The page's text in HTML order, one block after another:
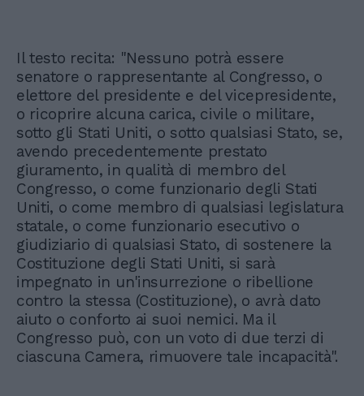
Il testo recita: "Nessuno potrà essere
senatore o rappresentante al Congresso, o
elettore del presidente e del vicepresidente,
o ricoprire alcuna carica, civile o militare,
sotto gli Stati Uniti, o sotto qualsiasi Stato, se,
avendo precedentemente prestato
giuramento, in qualità di membro del
Congresso, o come funzionario degli Stati
Uniti, o come membro di qualsiasi legislatura
statale, o come funzionario esecutivo o
giudiziario di qualsiasi Stato, di sostenere la
Costituzione degli Stati Uniti, si sarà
impegnato in un'insurrezione o ribellione
contro la stessa (Costituzione), o avrà dato
aiuto o conforto ai suoi nemici. Ma il
Congresso può, con un voto di due terzi di
ciascuna Camera, rimuovere tale incapacità".